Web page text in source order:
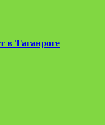
в Таганроге